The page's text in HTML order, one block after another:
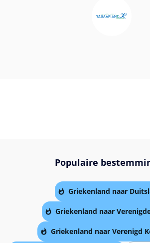
Populaire
Griekenland naar
Griekenland naar
Griekenland naar Verenigd